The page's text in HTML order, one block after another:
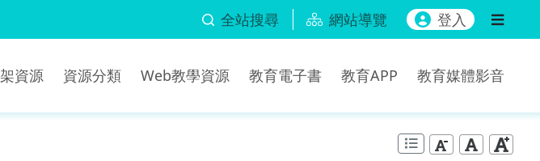
全站搜尋 網站導覽 登入
資源 資源分類 Web教學資源 教育電子書 教育APP 教育媒體影音